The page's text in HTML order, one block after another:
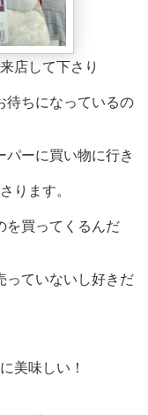
店して下さり
待ちになっているの
パーに買い物に行き
ります。
を買ってくるんだ
っていないし好きだ
美味しい！